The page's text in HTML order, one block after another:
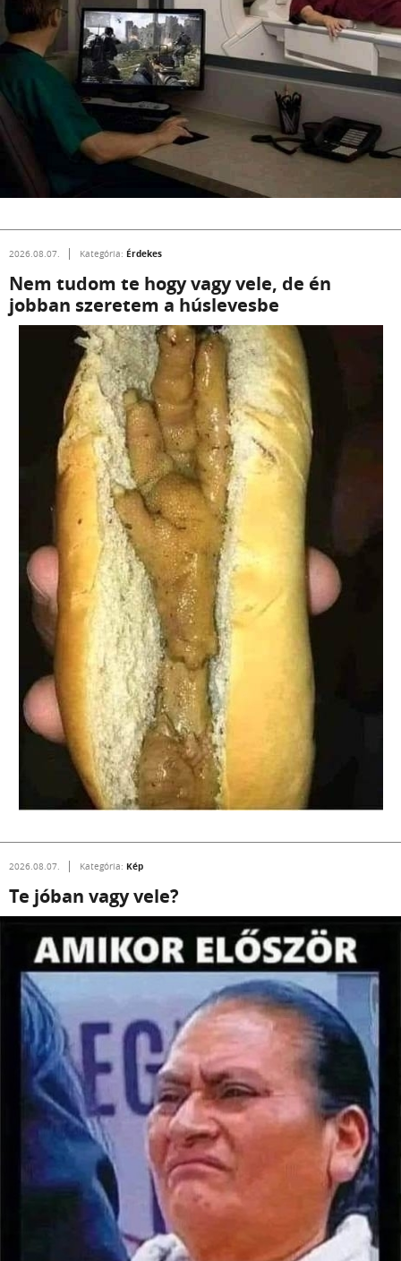
2026.08.07. Kategória: Érdekes
Nem tudom te hogy vagy vele, de én
jobban szeretem a húslevesbe
2026.08.07. Kategória: Kép
Te jóban vagy vele?